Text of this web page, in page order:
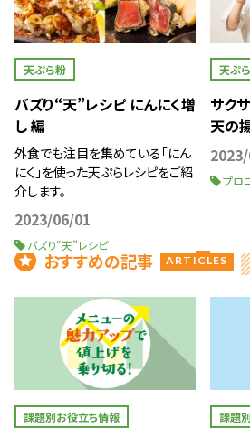
天ぷら粉
バズり“天”レシピ にんにく増
し 編
外食でも注目を集めている「にん
にく」を使った天ぷらレシピをご紹
介します。
2023/06/01
バズり“天”レシピ
天ぷ
サク
天の
プロ
おすすめの記事 ARTICLES
課題別お役立ち情報 課題